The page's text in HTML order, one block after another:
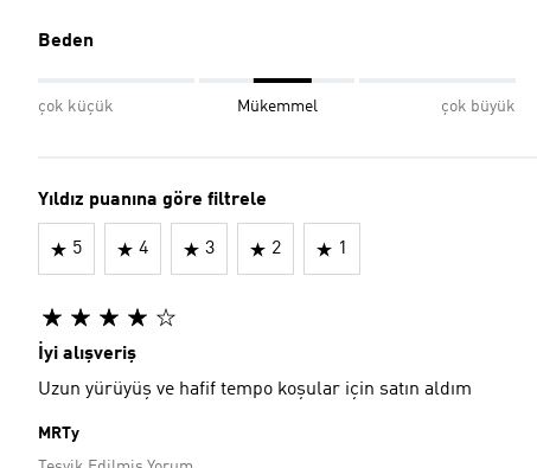
Beden
çok küçük Mükemmel çok büyük
Yıldız puanına göre filtrele
5 4 3 2 1
İyi alışveriş
Uzun yürüyüş ve hafif tempo koşular için satın aldım
MRTy